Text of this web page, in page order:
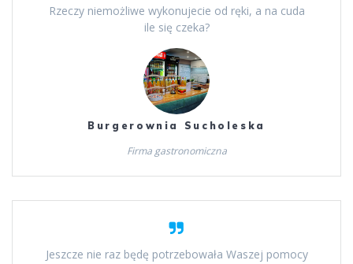
Rzeczy niemożliwe wykonujecie od ręki, a na cuda
ile się czeka?
Burgerownia Sucholeska
Firma gastronomiczna
Jeszcze nie raz będę potrzebowała Waszej pomocy